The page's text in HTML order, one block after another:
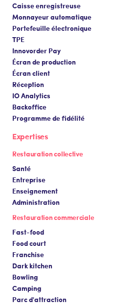
Caisse enregistreuse
Monnayeur automatique
Portefeuille électronique
TPE
Innovorder Pay
Écran de production
Écran client
Réception
IO Analytics
Backoffice
Programme de fidélité
Expertises
Restauration collective
Santé
Entreprise
Enseignement
Administration
Restauration commerciale
Fast-food
Food court
Franchise
Dark kitchen
Bowling
Camping
Parc d'attraction